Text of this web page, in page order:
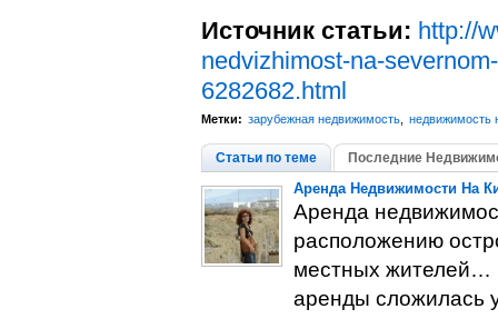
Источник статьи: http://
nedvizhimost-na-
6282682.html
Метки: зарубежная недвижимость, недвижимость
Статьи по теме Последние
Аренда Недвижимости На
Аренда
расположению
местных жителей…
аренды сложилась